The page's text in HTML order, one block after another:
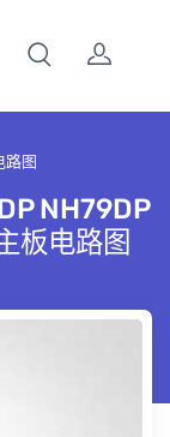
路图
NH79DP
板电路图